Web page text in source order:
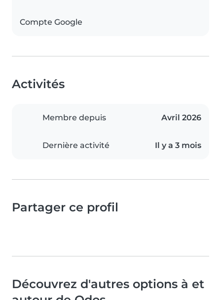
Compte Google
Activités
Membre depuis Avril 2026
Dernière activité Il y a 3 mois
Partager ce profil
Découvrez d'autres options à et